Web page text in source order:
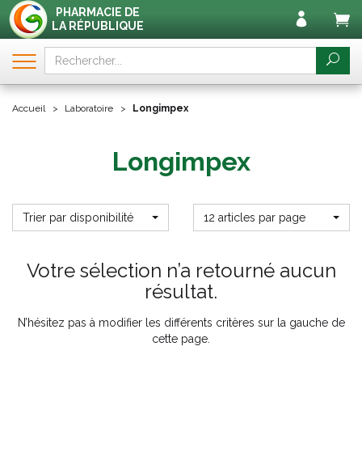
PHARMACIE DE
LA RÉPUBLIQUE
Accueil Laboratoire Longimpex
Longimpex
Trier par disponibilité 12 articles par page
Votre sélection n’a retourné aucun
résultat.
N’hésitez pas à modifier les différents critères sur la gauche de
cette page.